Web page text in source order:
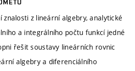
znalosti z lineární algebry, analytické
a integrálního počtu funkcí jedné
řešit soustavy lineárních rovnic
algebry a diferenciálního